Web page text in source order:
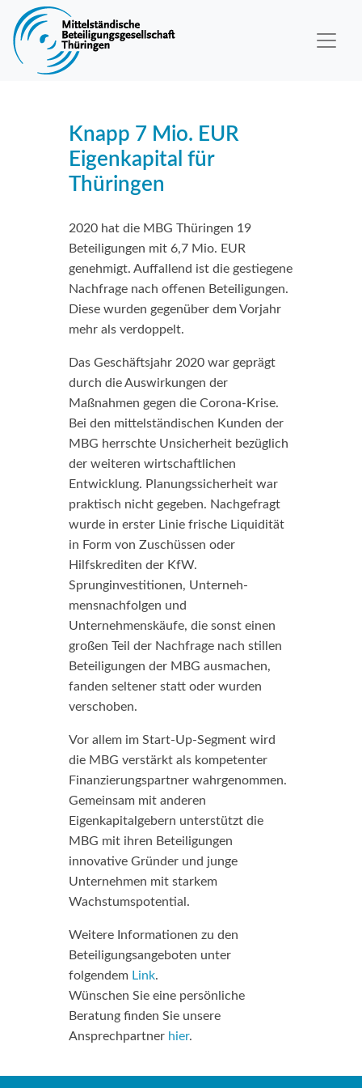
Knapp 7 Mio. EUR
Eigenkapital für
Thüringen
2020 hat die MBG Thüringen 19
Beteiligungen mit 6,7 Mio. EUR
genehmigt. Auffallend ist die gestiegene
Nachfrage nach offenen Beteiligungen.
Diese wurden gegenüber dem Vorjahr
mehr als verdoppelt.
Das Geschäftsjahr 2020 war geprägt
durch die Auswirkungen der
Maßnahmen gegen die Corona-Krise.
Bei den mittelständischen Kunden der
MBG herrschte Unsicherheit bezüglich
der weiteren wirtschaftlichen
Entwicklung. Planungssicherheit war
praktisch nicht gegeben. Nachgefragt
wurde in erster Linie frische Liquidität
in Form von Zuschüssen oder
Hilfskrediten der KfW.
Sprunginvestitionen, Unterneh-
mensnachfolgen und
Unternehmenskäufe, die sonst einen
großen Teil der Nachfrage nach stillen
Beteiligungen der MBG ausmachen,
fanden seltener statt oder wurden
verschoben.
Vor allem im Start-Up-Segment wird
die MBG verstärkt als kompetenter
Finanzierungspartner wahrgenommen.
Gemeinsam mit anderen
Eigenkapitalgebern unterstützt die
MBG mit ihren Beteiligungen
innovative Gründer und junge
Unternehmen mit starkem
Wachstumspotential.
Weitere Informationen zu den
Beteiligungsangeboten unter
folgendem Link.
Wünschen Sie eine persönliche
Beratung finden Sie unsere
Ansprechpartner hier.